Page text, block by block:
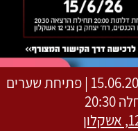
15.06.2026 | פתיחת שערים